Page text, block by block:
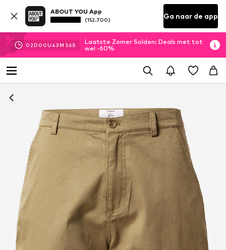
ABOUT YOU App
(152.700) Ga naar de app
02D 00U 43M 56S
Laatste Zomer Solden: Deals met tot
wel -60%